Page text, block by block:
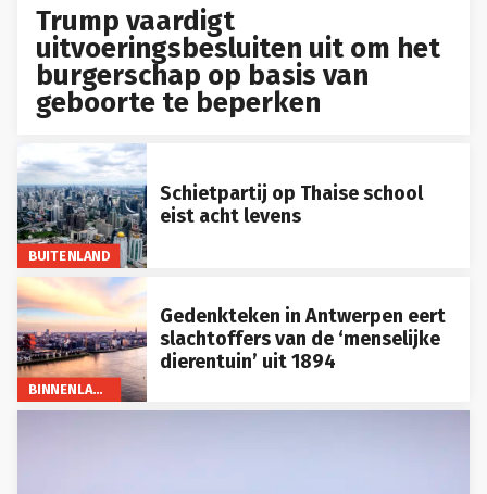
Trump vaardigt
uitvoeringsbesluiten uit om het
burgerschap op basis van
geboorte te beperken
BUITENLAND
Schietpartij op Thaise school
eist acht levens
BINNENLAND
Gedenkteken in Antwerpen eert
slachtoffers van de ‘menselijke
dierentuin’ uit 1894